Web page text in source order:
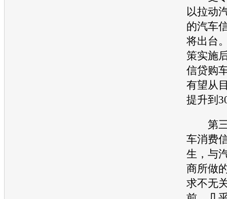
以拉动
的汽车
将出台
策实施
信贷购
有望从
提升到
第三
车消费
生，与
商所做
求不无